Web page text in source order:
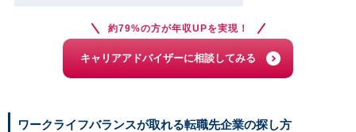
約79%の方が年収UPを実現！
キャリアアドバイザーに相談してみる
ワークライフバランスが取れる転職先企業の探し方